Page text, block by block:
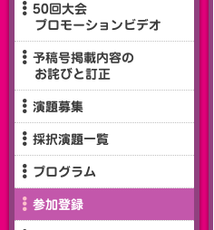
50回大会
プロモーションビデオ
予稿号掲載内容の
お詫びと訂正
演題募集
採択演題一覧
プログラム
参加登録